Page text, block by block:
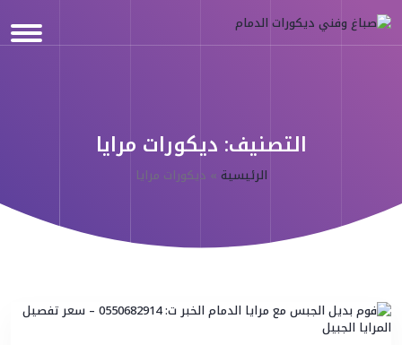
التصنيف: ديكورات مرايا
الرئيسية » ديكورات مرايا